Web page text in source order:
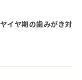
イヤ期の歯みがき対